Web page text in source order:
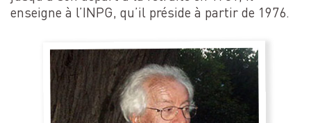
enseigne à l’INPG, qu’il préside à partir de 1976.